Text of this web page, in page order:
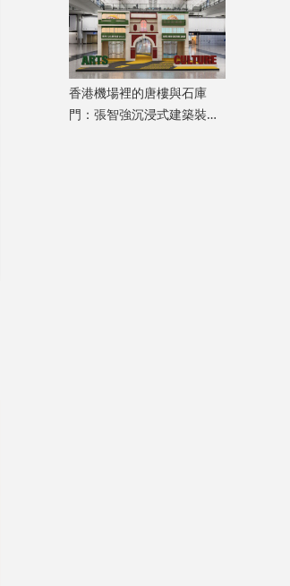
香港機場裡的唐樓與石庫
門：張智強沉浸式建築裝置